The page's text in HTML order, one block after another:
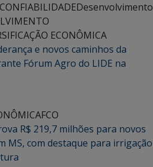
CONFIABILIDADEDesenvolvimento
ECONÔMICA
e novos caminhos da
Fórum Agro do LIDE na
FCO
R$ 219,7 milhões para novos
MS, com destaque para irrigação